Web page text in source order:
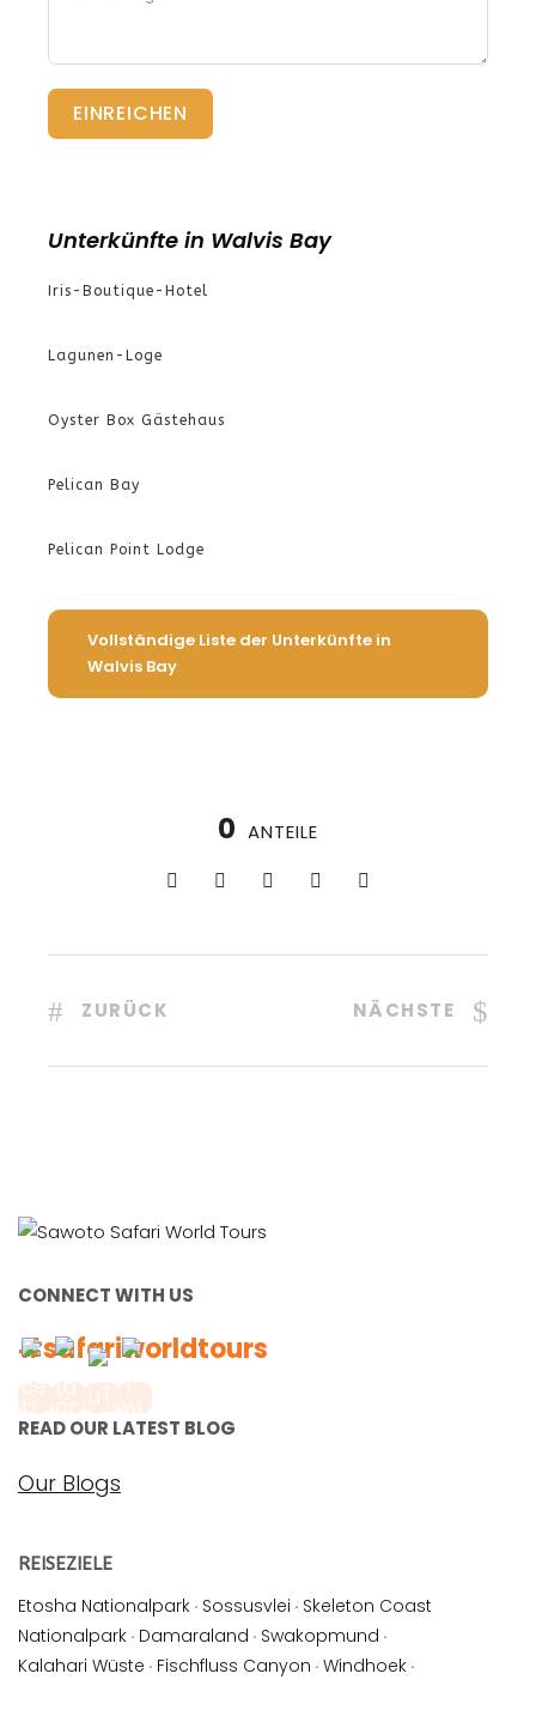
EINREICHEN
Unterkünfte in Walvis Bay
Iris-Boutique-Hotel
Lagunen-Loge
Oyster Box Gästehaus
Pelican Bay
Pelican Point Lodge
Vollständige Liste der Unterkünfte in
Walvis Bay
0 ANTEILE
ZURÜCK NÄCHSTE
CONNECT WITH US
#safariworldtours
READ OUR LATEST BLOG
Our Blogs
REISEZIELE
Etosha Nationalpark · Sossusvlei · Skeleton Coast
Nationalpark · Damaraland · Swakopmund ·
Kalahari Wüste · Fischfluss Canyon · Windhoek ·